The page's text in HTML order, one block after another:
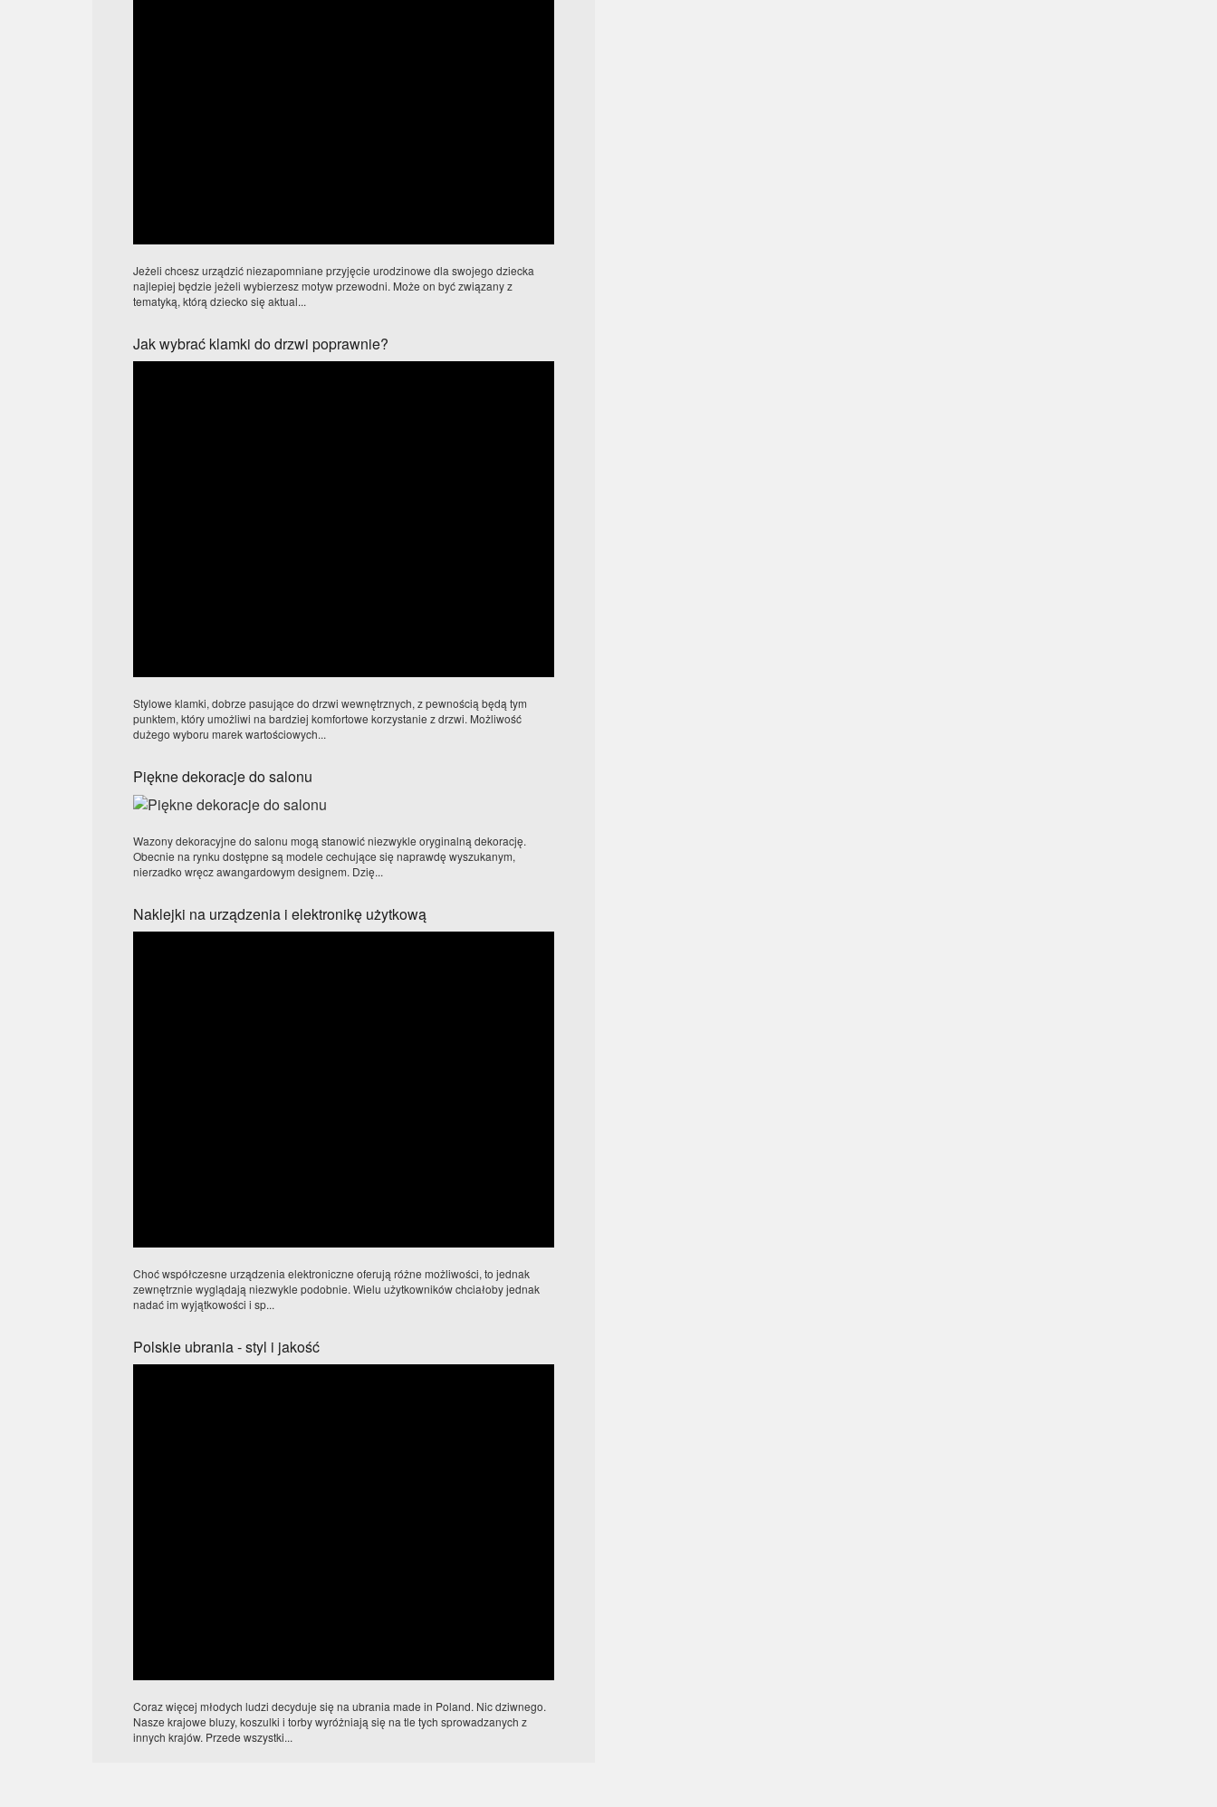
Jeżeli chcesz urządzić niezapomniane przyjęcie urodzinowe dla swojego dziecka
najlepiej będzie jeżeli wybierzesz motyw przewodni. Może on być związany z
tematyką, którą dziecko się aktual...
Jak wybrać klamki do drzwi poprawnie?
Stylowe klamki, dobrze pasujące do drzwi wewnętrznych, z pewnością będą tym
punktem, który umożliwi na bardziej komfortowe korzystanie z drzwi. Możliwość
dużego wyboru marek wartościowych...
Piękne dekoracje do salonu
Wazony dekoracyjne do salonu mogą stanowić niezwykle oryginalną dekorację.
Obecnie na rynku dostępne są modele cechujące się naprawdę wyszukanym,
nierzadko wręcz awangardowym designem. Dzię...
Naklejki na urządzenia i elektronikę użytkową
Choć współczesne urządzenia elektroniczne oferują różne możliwości, to jednak
zewnętrznie wyglądają niezwykle podobnie. Wielu użytkowników chciałoby jednak
nadać im wyjątkowości i sp...
Polskie ubrania - styl i jakość
Coraz więcej młodych ludzi decyduje się na ubrania made in Poland. Nic dziwnego.
Nasze krajowe bluzy, koszulki i torby wyróżniają się na tle tych sprowadzanych z
innych krajów. Przede wszystki...